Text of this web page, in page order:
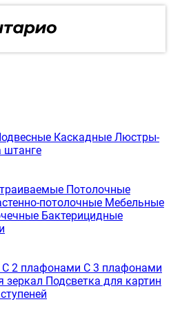
Каскадные Люстры-
штанге
Потолочные
потолочные Мебельные
Бактерицидные
С 2 плафонами С 3 плафонами
зеркал Подсветка для картин